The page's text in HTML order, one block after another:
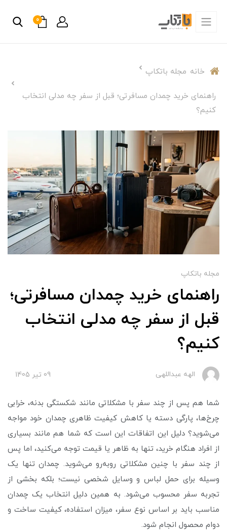
0
خانه مجله باتکاپ
راهنمای خرید چمدان مسافرتی؛ قبل از سفر چه مدلی انتخاب
کنیم؟
مجله باتکاپ
راهنمای خرید چمدان مسافرتی؛
قبل از سفر چه مدلی انتخاب
کنیم؟
الهه عبداللهی 09 تير 1405
شما هم پس از چند سفر با مشکلاتی مانند شکستگی بدنه، خرابی
چرخ‌ها، پارگی دسته یا کاهش کیفیت ظاهری چمدان خود مواجه
می‌شوید؟ دلیل این اتفاقات این است که شما هم مانند بسیاری
از افراد هنگام خرید، تنها به ظاهر یا قیمت توجه می‌کنید، اما پس
از چند سفر با چنین مشکلاتی روبه‌رو می‌شوید. چمدان تنها یک
وسیله برای حمل لباس و وسایل شخصی نیست؛ بلکه بخشی از
تجربه سفر محسوب می‌شود. به همین دلیل انتخاب یک چمدان
مناسب باید بر اساس نوع سفر، میزان استفاده، کیفیت ساخت و
دوام محصول انجام شود.